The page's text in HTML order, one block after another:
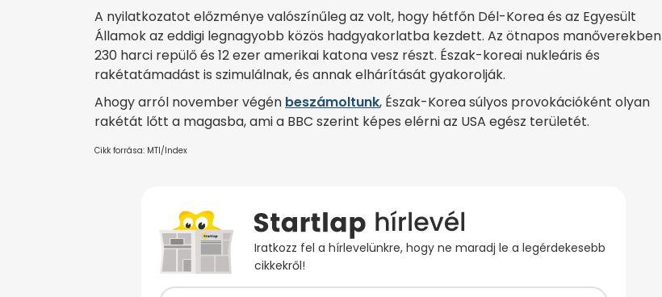
A nyilatkozatot előzménye valószínűleg az volt, hogy hétfőn Dél-Korea és az Egyesült
Államok az eddigi legnagyobb közös hadgyakorlatba kezdett. Az ötnapos manőverekben
230 harci repülő és 12 ezer amerikai katona vesz részt. Észak-koreai nukleáris és
rakétatámadást is szimulálnak, és annak elhárítását gyakorolják.
Ahogy arról november végén beszámoltunk, Észak-Korea súlyos provokációként olyan
rakétát lőtt a magasba, ami a BBC szerint képes elérni az USA egész területét.
Cikk forrása: MTI/Index
Iratkozz fel a hírlevelünkre, hogy ne maradj le a legérdekesebb
cikkekről!